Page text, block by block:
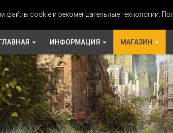
файлы cookie и рекомендательные технологии.
ГЛАВНАЯ ИНФОРМАЦИЯ МАГАЗИН